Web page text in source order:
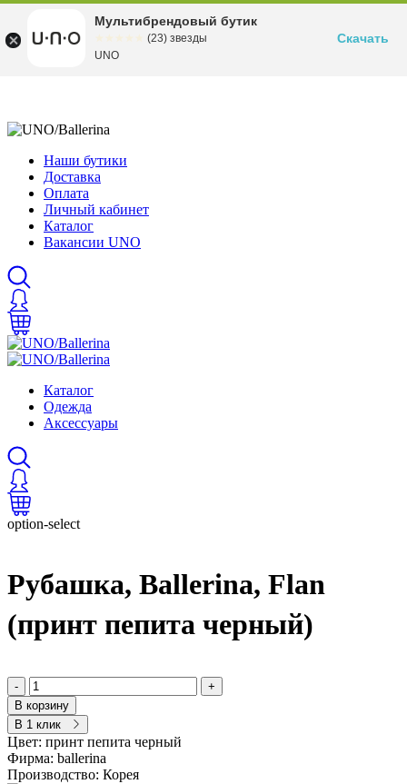
Наши бутики
Доставка
Оплата
Личный кабинет
Каталог
Вакансии UNO
Каталог
Одежда
Аксессуары
option-select
Рубашка, Ballerina, Flan
(принт пепита черный)
-
+
В корзину
В 1 клик
Цвет: принт пепита черный
Фирма: ballerina
Производство: Корея
Мультибрендовый бутик
(23) звезды
UNO
Скачать